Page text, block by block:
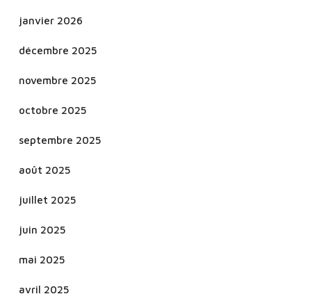
janvier 2026
décembre 2025
novembre 2025
octobre 2025
septembre 2025
août 2025
juillet 2025
juin 2025
mai 2025
avril 2025